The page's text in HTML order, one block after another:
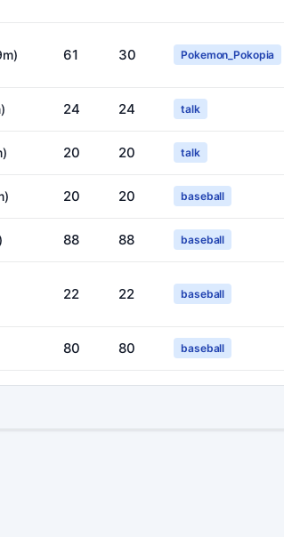
61 30 Pokemon_Pokopia
24 24 talk
20 20 talk
20 20 baseball
88 88 baseball
22 22 baseball
80 80 baseball